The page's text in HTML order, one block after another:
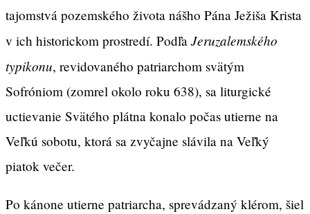
tajomstvá pozemského života nášho Pána Ježiša Krista
v ich historickom prostredí. Podľa Jeruzalemského
typikonu, revidovaného patriarchom svätým
Sofróniom (zomrel okolo roku 638), sa liturgické
uctievanie Svätého plátna konalo počas utierne na
Veľkú sobotu, ktorá sa zvyčajne slávila na Veľký
piatok večer.
Po kánone utierne patriarcha, sprevádzaný klérom, šiel